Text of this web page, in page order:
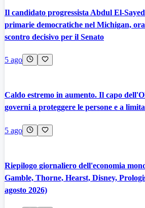
Il candidato progressista Abdul El-
primarie democratiche nel Michigan,
scontro decisivo per il Senato
5 ago
Caldo estremo in aumento. Il capo
governi a proteggere le persone e a
5 ago
Riepilogo giornaliero dell'economia
Gamble, Thorne, Hearst, Disney,
agosto 2026)